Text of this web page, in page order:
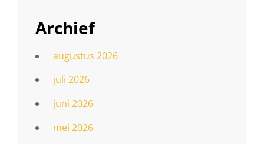
Archief
augustus 2026
juli 2026
juni 2026
mei 2026